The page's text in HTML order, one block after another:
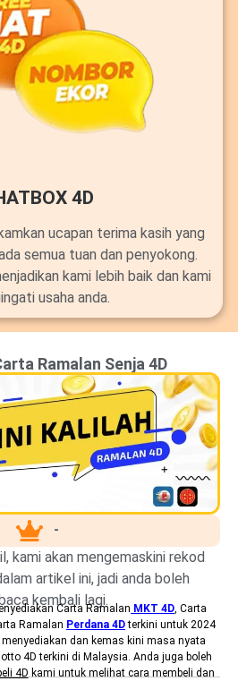
4D
ucapan terima kasih yang
semua tuan dan penyokong.
kami lebih baik dan kami
usaha anda.
Ramalan Senja 4D
-
kami akan mengemaskini rekod
artikel ini, jadi anda boleh
kembali lagi.
Carta Ramalan MKT 4D , Carta
Ramalan Perdana 4Dterkini untuk 2024
dan kemas kini masa nyata
4D terkini di Malaysia. Anda juga boleh
4D kami untuk melihat cara membeli dan